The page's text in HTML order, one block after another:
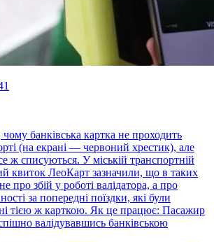
банківська картка не проходить
(на екрані — червоний хрестик), але
ж списуються. У міській транспортній
квиток ЛеоКарт зазначили, що в таких
про збій у роботі валідатора, а про
за попередні поїздки, які були
тією ж карткою. Як це працює: Пасажир
валідувавшись банківською